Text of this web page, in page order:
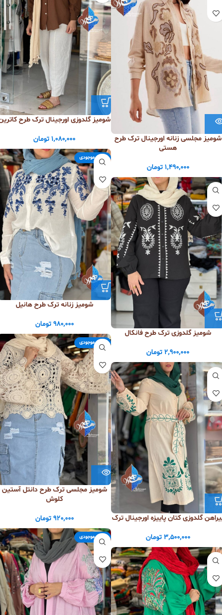
شومیز گلدوزی اورجینال ترک طرح
1,080,000 تومان
شومیز مجلسی زنانه اورجینال ترک طرح
هستی
1,490,000 تومان
اتمام موجودی
شومیز زنانه ترک طرح هانیل
980,000 تومان
شومیز گلدوزی ترک طرح فانکال
2,900,000 تومان
اتمام موجودی
شومیز مجلسی ترک طرح دانتل آستین
کلوش
920,000 تومان گلدوزی کتان پاییزه اورجینال ترک
3,500,000 تومان اتمام موجودی